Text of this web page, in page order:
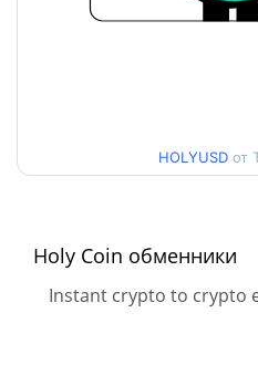
недели
HOLYUSD от
Holy Coin обменники
Instant crypto to crypto